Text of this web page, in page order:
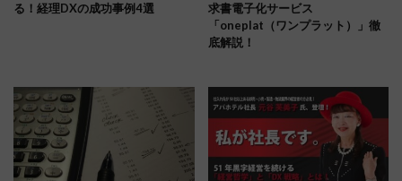
る！経理DXの成功事例4選
求書電子化サービス
「oneplat（ワンプラット）」徹
底解説！